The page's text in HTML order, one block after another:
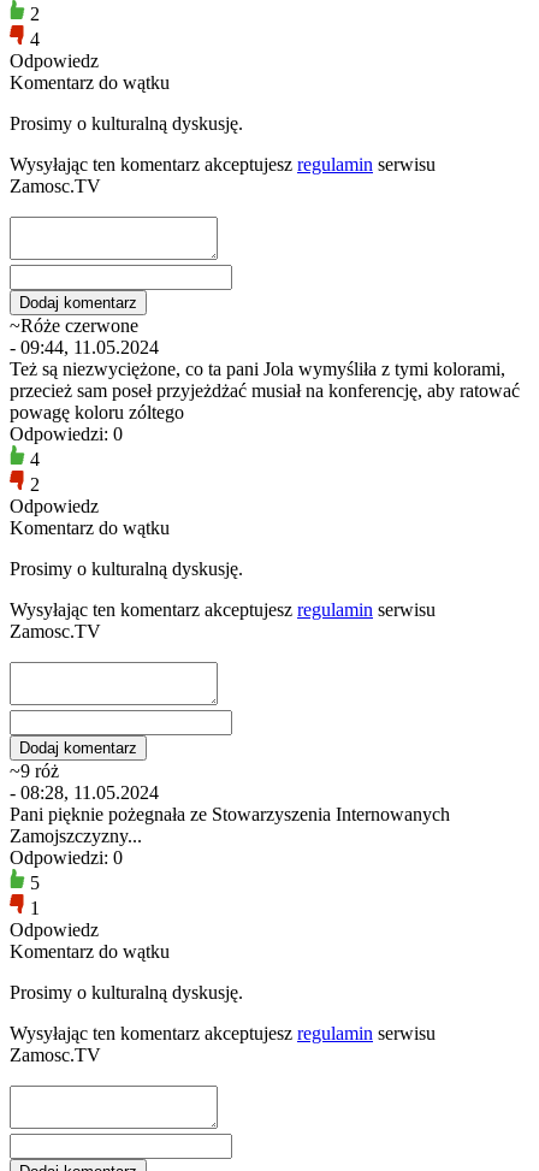
2
4
Odpowiedz
Komentarz do wątku
Prosimy o kulturalną dyskusję.
Wysyłając ten komentarz akceptujesz regulamin serwisu
Zamosc.TV
~Róże czerwone
- 09:44, 11.05.2024
Też są niezwyciężone, co ta pani Jola wymyśliła z tymi kolorami,
przecież sam poseł przyjeżdżać musiał na konferencję, aby ratować
powagę koloru zóltego
Odpowiedzi: 0
4
2
Odpowiedz
Komentarz do wątku
Prosimy o kulturalną dyskusję.
Wysyłając ten komentarz akceptujesz regulamin serwisu
Zamosc.TV
~9 róż
- 08:28, 11.05.2024
Pani pięknie pożegnała ze Stowarzyszenia Internowanych
Zamojszczyzny...
Odpowiedzi: 0
5
1
Odpowiedz
Komentarz do wątku
Prosimy o kulturalną dyskusję.
Wysyłając ten komentarz akceptujesz regulamin serwisu
Zamosc.TV